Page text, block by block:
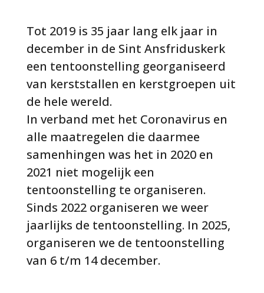
Tot 2019 is 35 jaar lang elk jaar in
december in de Sint Ansfriduskerk
een tentoonstelling georganiseerd
van kerststallen en kerstgroepen uit
de hele wereld.
In verband met het Coronavirus en
alle maatregelen die daarmee
samenhingen was het in 2020 en
2021 niet mogelijk een
tentoonstelling te organiseren.
Sinds 2022 organiseren we weer
jaarlijks de tentoonstelling. In 2025,
organiseren we de tentoonstelling
van 6 t/m 14 december.